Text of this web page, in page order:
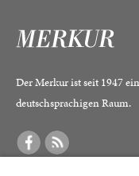
Der Merkur ist seit 1947
deutschsprachigen Raum.